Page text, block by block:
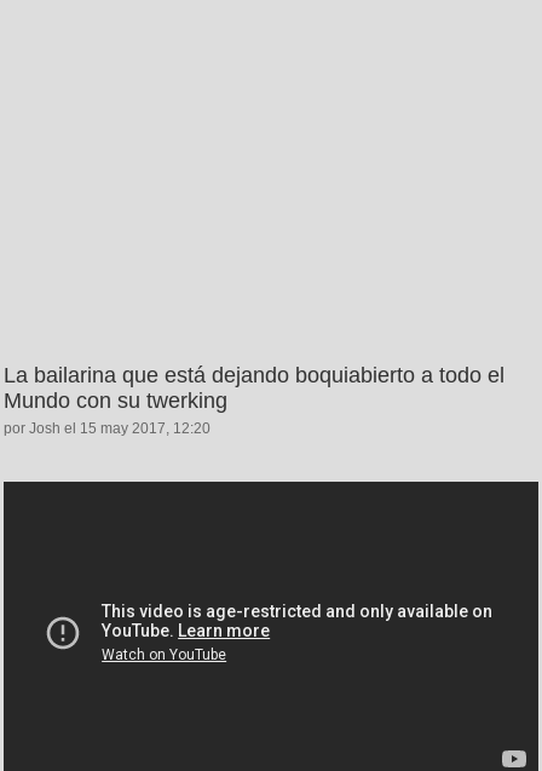
La bailarina que está dejando boquiabierto a todo el
Mundo con su twerking
por Josh el 15 may 2017, 12:20